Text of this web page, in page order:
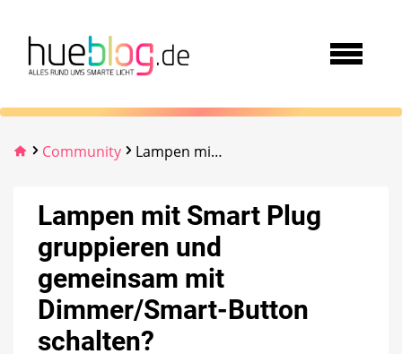
Community Lampen mit Smart Plug gruppieren und gemeinsam mit Dimmer/Smart-Button schalten?
Lampen mit Smart Plug
gruppieren und
gemeinsam mit
Dimmer/Smart-Button
schalten?